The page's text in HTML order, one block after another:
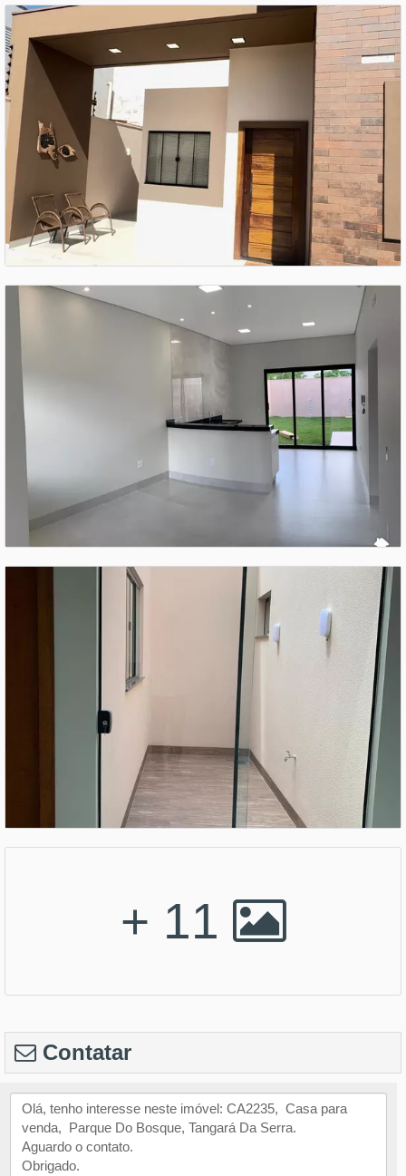
+ 11
Contatar